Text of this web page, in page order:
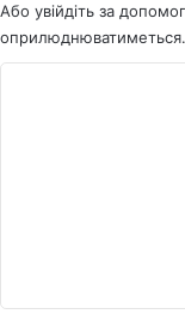
Або увійдіть за
оприлюднюватиметься.